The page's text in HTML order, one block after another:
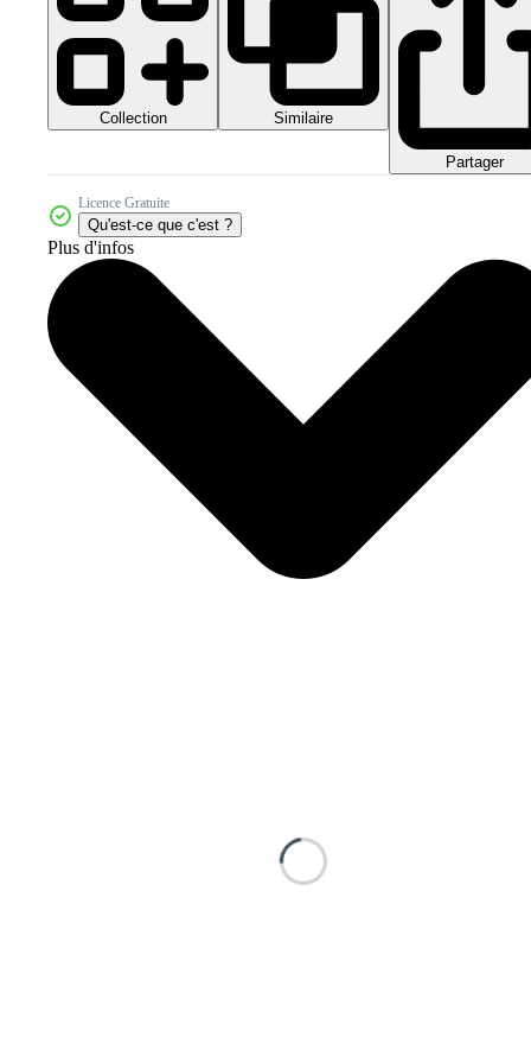
Collection Similaire
Partager
Licence Gratuite
Qu'est-ce que c'est ?
Plus d'infos